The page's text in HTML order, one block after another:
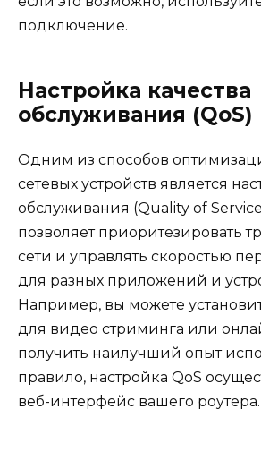
подключение.
Настройка качества
обслуживания (QoS)
Одним из способов
сетевых устройств является
обслуживания (Quality of
позволяет приоритезировать
сети и управлять скоростью
для разных приложений и
Например, вы можете
для видео стриминга или
получить наилучший опыт
правило, настройка QoS
веб-интерфейс вашего роутера.